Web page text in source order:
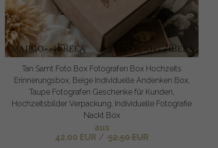
Tan Samt Foto Box Fotografen Box Hochzeits
Erinnerungsbox, Beige Individuelle Andenken Box,
Taupe Fotografen Geschenke für Kunden,
Hochzeitsbilder Verpackung, Individuelle Fotografie
Nackt Box
aus
42.00 EUR / 52.50 EUR